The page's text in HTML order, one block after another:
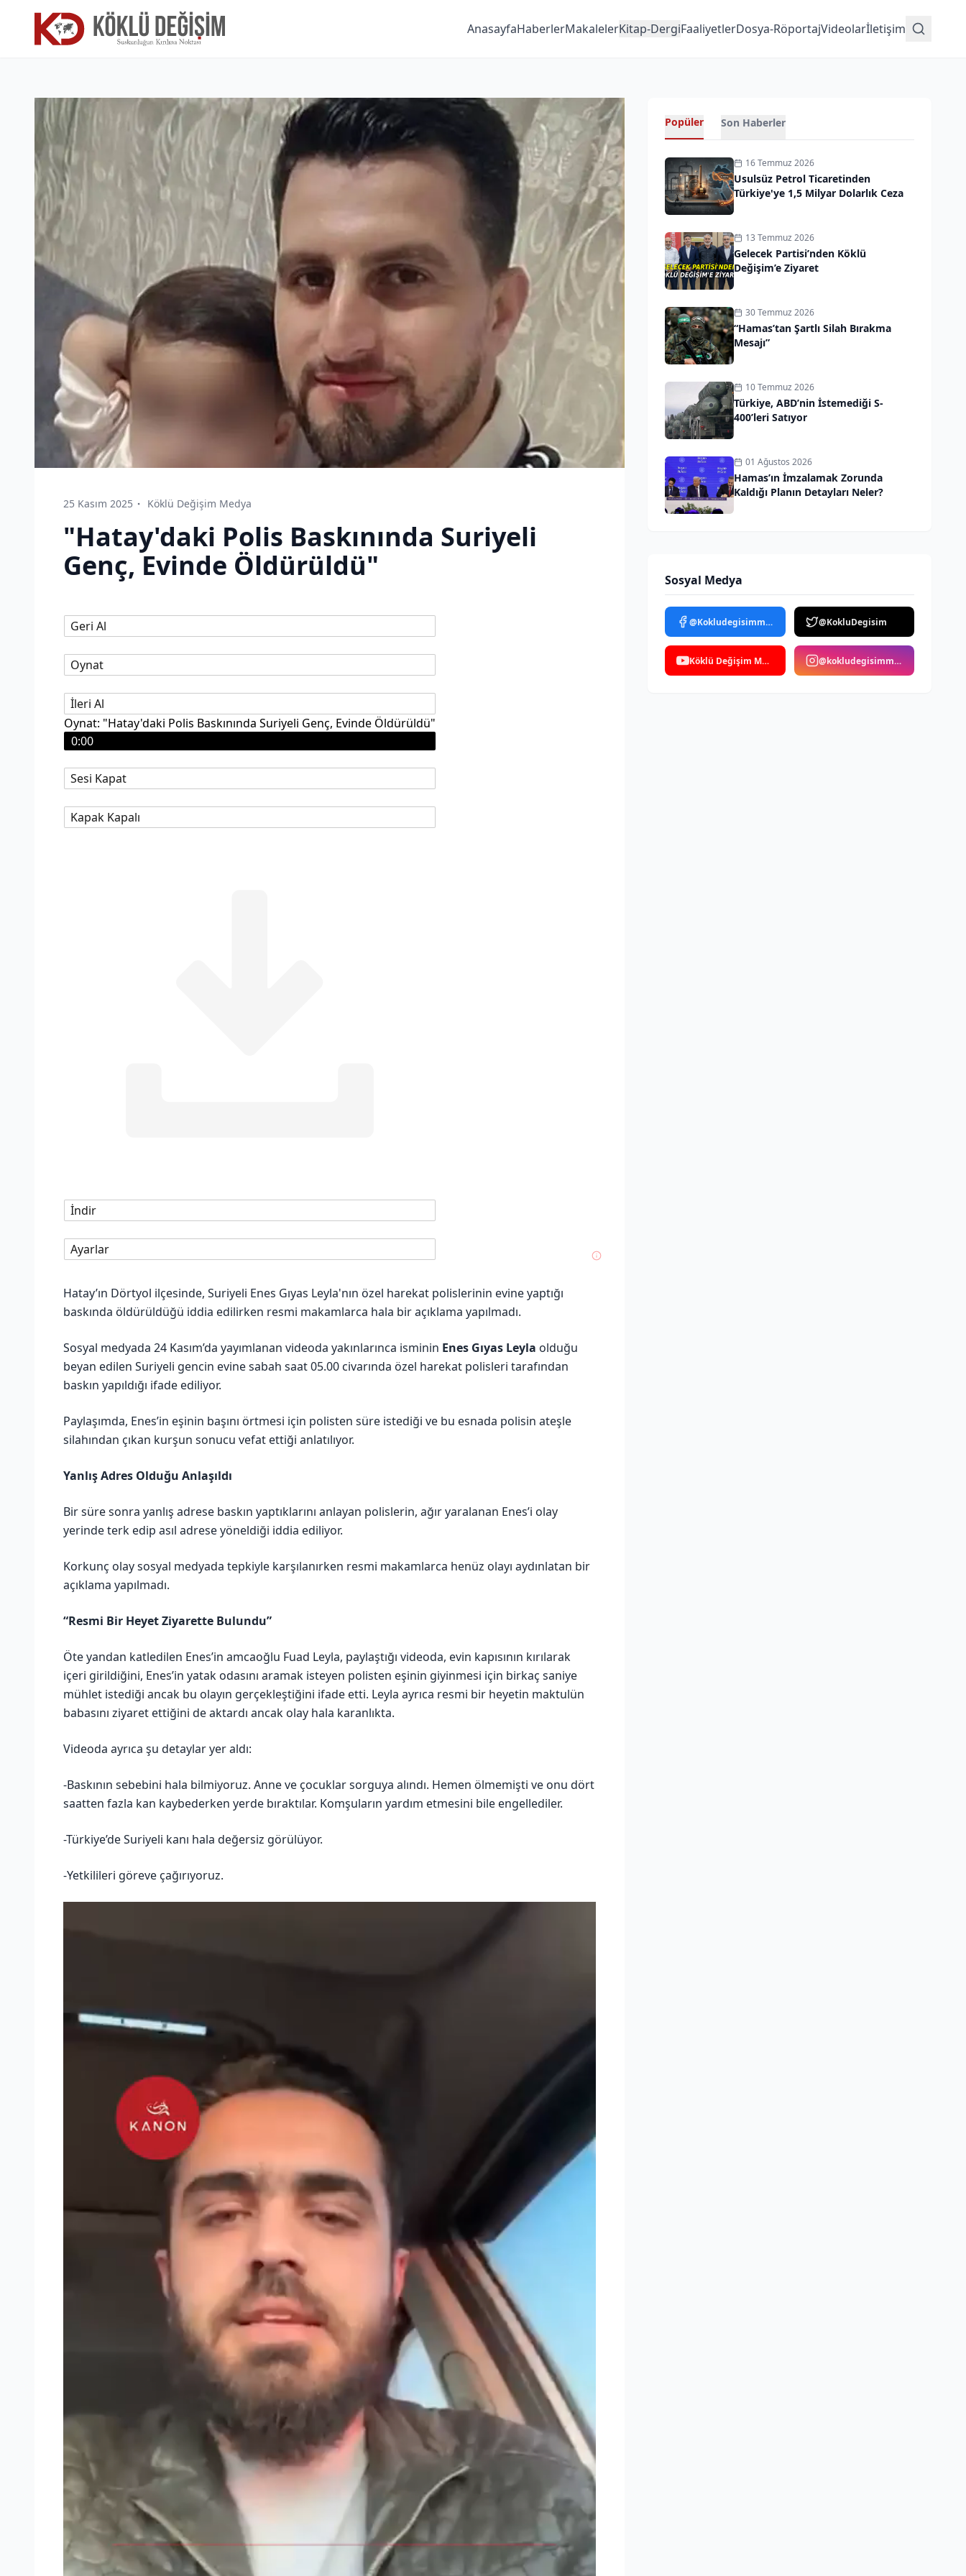
AnasayfaHaberlerMakalelerKitap-DergiFaaliyetlerDosya-RöportajVideolarİletişim
25 Kasım 2025 Köklü Değişim Medya
"Hatay'daki Polis Baskınında Suriyeli
Genç, Evinde Öldürüldü"
Geri Al
Oynat
İleri Al
Oynat: "Hatay'daki Polis Baskınında Suriyeli Genç, Evinde Öldürüldü"
0:00
Sesi Kapat
Kapak Kapalı
İndir
Ayarlar
Hatay’ın Dörtyol ilçesinde, Suriyeli Enes Gıyas Leyla'nın özel harekat polislerinin evine yaptığı
baskında öldürüldüğü iddia edilirken resmi makamlarca hala bir açıklama yapılmadı.
Sosyal medyada 24 Kasım’da yayımlanan videoda yakınlarınca isminin Enes Gıyas Leyla olduğu
beyan edilen Suriyeli gencin evine sabah saat 05.00 civarında özel harekat polisleri tarafından
baskın yapıldığı ifade ediliyor.
Paylaşımda, Enes’in eşinin başını örtmesi için polisten süre istediği ve bu esnada polisin ateşle
silahından çıkan kurşun sonucu vefat ettiği anlatılıyor.
Yanlış Adres Olduğu Anlaşıldı
Bir süre sonra yanlış adrese baskın yaptıklarını anlayan polislerin, ağır yaralanan Enes’i olay
yerinde terk edip asıl adrese yöneldiği iddia ediliyor.
Korkunç olay sosyal medyada tepkiyle karşılanırken resmi makamlarca henüz olayı aydınlatan bir
açıklama yapılmadı.
“Resmi Bir Heyet Ziyarette Bulundu”
Öte yandan katledilen Enes’in amcaoğlu Fuad Leyla, paylaştığı videoda, evin kapısının kırılarak
içeri girildiğini, Enes’in yatak odasını aramak isteyen polisten eşinin giyinmesi için birkaç saniye
mühlet istediği ancak bu olayın gerçekleştiğini ifade etti. Leyla ayrıca resmi bir heyetin maktulün
babasını ziyaret ettiğini de aktardı ancak olay hala karanlıkta.
Videoda ayrıca şu detaylar yer aldı:
-Baskının sebebini hala bilmiyoruz. Anne ve çocuklar sorguya alındı. Hemen ölmemişti ve onu dört
saatten fazla kan kaybederken yerde bıraktılar. Komşuların yardım etmesini bile engellediler.
-Türkiye’de Suriyeli kanı hala değersiz görülüyor.
-Yetkilileri göreve çağırıyoruz.
Popüler Son Haberler
16 Temmuz 2026
Usulsüz Petrol Ticaretinden
Türkiye'ye 1,5 Milyar Dolarlık Ceza
13 Temmuz 2026
Gelecek Partisi’nden Köklü
Değişim’e Ziyaret
30 Temmuz 2026
“Hamas’tan Şartlı Silah Bırakma
Mesajı”
10 Temmuz 2026
Türkiye, ABD’nin İstemediği S-
400’leri Satıyor
01 Ağustos 2026
Hamas’ın İmzalamak Zorunda
Kaldığı Planın Detayları Neler?
Sosyal Medya
@Kokludegisimmedya @KokluDegisim
Köklü Değişim Medya @kokludegisimmedya